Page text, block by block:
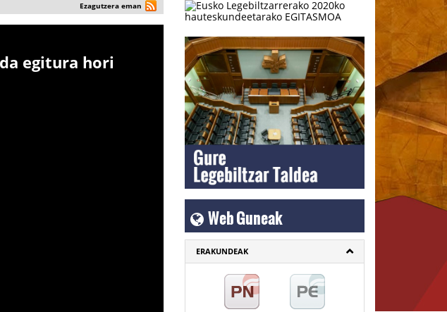
Ezagutzera eman
egitura hori
Web Guneak
ERAKUNDEAK